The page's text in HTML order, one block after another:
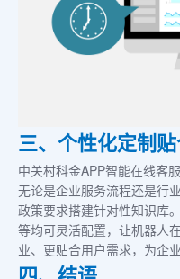
三、个性化定制
中关村科金APP智能在线客
无论是企业服务流程还是行
政策要求搭建针对性知识库
等均可灵活配置，让机器人
业、更贴合用户需求，为企